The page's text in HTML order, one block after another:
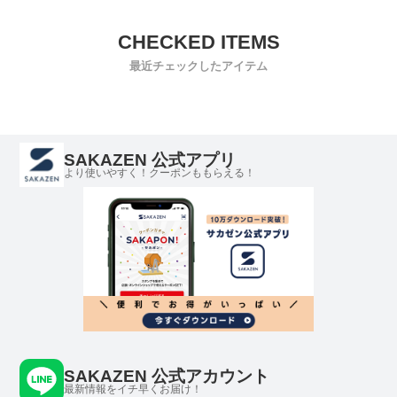
最近チェックしたアイテム
SAKAZEN 公式アプリ
より使いやすく！クーポンももらえる！
SAKAZEN 公式アカウント
最新情報をイチ早くお届け！